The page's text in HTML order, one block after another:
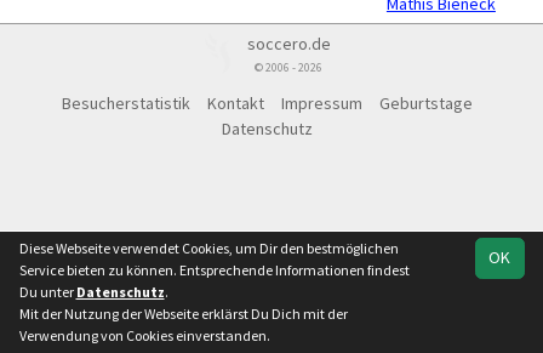
soccero.de
© 2006 - 2026
Besucherstatistik Kontakt Impressum
Geburtstage
Datenschutz
OK
Diese Webseite verwendet Cookies, um Dir den bestmöglichen
Service bieten zu können. Entsprechende Informationen findest
Du unter Datenschutz.
Mit der Nutzung der Webseite erklärst Du Dich mit der
Verwendung von Cookies einverstanden.